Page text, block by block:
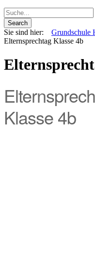
Sie sind hier: Grundschule
Elternsprechtag Klasse 4b
Klasse 4b